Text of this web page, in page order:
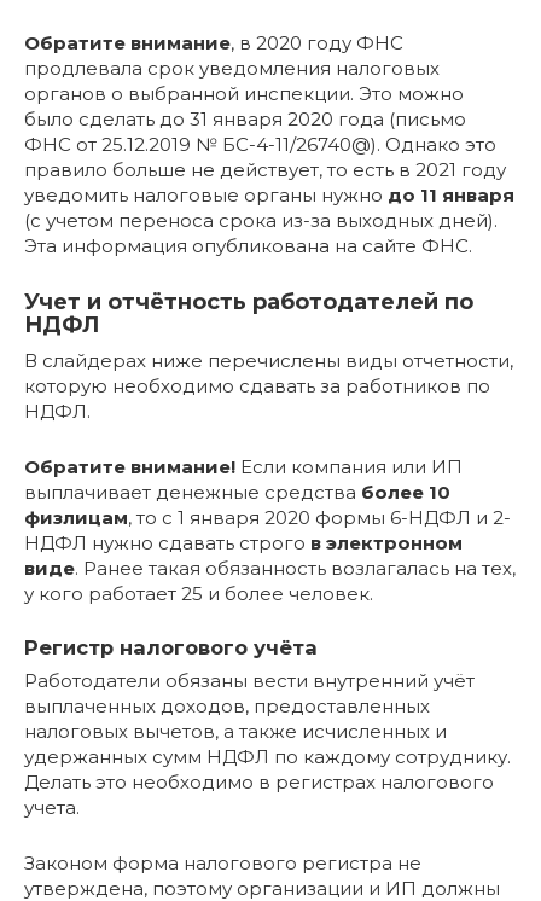
Обратите внимание, в 2020 году ФНС
продлевала срок уведомления налоговых
органов о выбранной инспекции. Это можно
было сделать до 31 января 2020 года (письмо
ФНС от 25.12.2019 № БС-4-11/26740@). Однако это
правило больше не действует, то есть в 2021 году
уведомить налоговые органы нужно до 11 января
(с учетом переноса срока из-за выходных дней).
Эта информация опубликована на сайте ФНС.
Учет и отчётность работодателей по
НДФЛ
В слайдерах ниже перечислены виды отчетности,
которую необходимо сдавать за работников по
НДФЛ.
Обратите внимание! Если компания или ИП
выплачивает денежные средства более 10
физлицам, то с 1 января 2020 формы 6-НДФЛ и 2-
НДФЛ нужно сдавать строго в электронном
виде. Ранее такая обязанность возлагалась на тех,
у кого работает 25 и более человек.
Регистр налогового учёта
Работодатели обязаны вести внутренний учёт
выплаченных доходов, предоставленных
налоговых вычетов, а также исчисленных и
удержанных сумм НДФЛ по каждому сотруднику.
Делать это необходимо в регистрах налогового
учета.
Законом форма налогового регистра не
утверждена, поэтому организации и ИП должны